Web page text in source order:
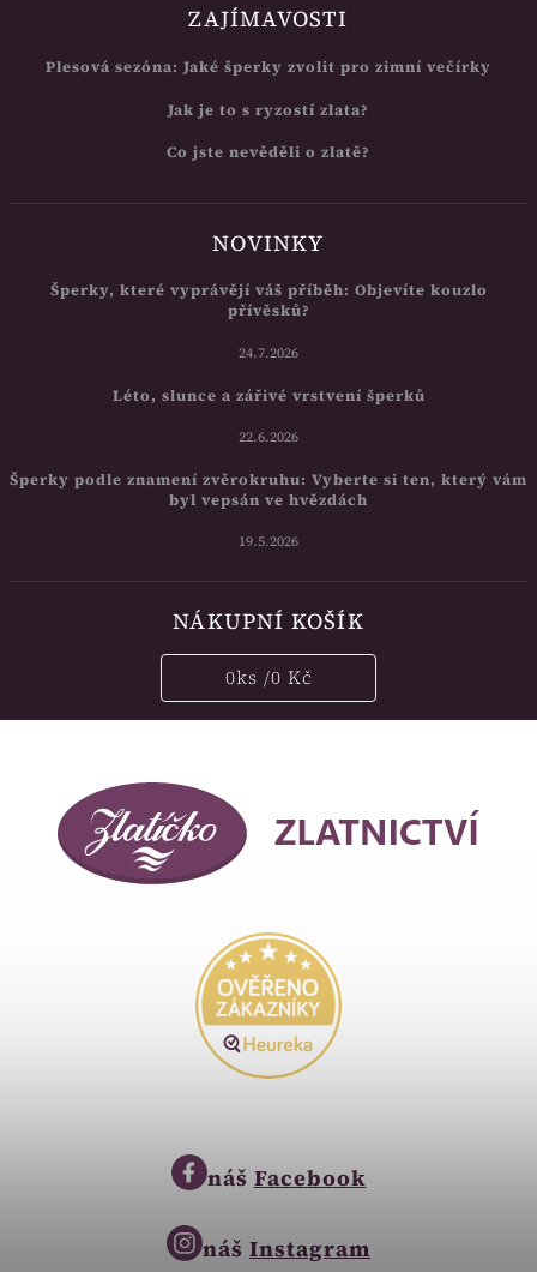
ZAJÍMAVOSTI
Plesová sezóna: Jaké šperky zvolit pro zimní večírky
Jak je to s ryzostí zlata?
Co jste nevěděli o zlatě?
NOVINKY
Šperky, které vyprávějí váš příběh: Objevíte kouzlo
přívěsků?
24.7.2026
Léto, slunce a zářivé vrstvení šperků
22.6.2026
Šperky podle znamení zvěrokruhu: Vyberte si ten, který vám
byl vepsán ve hvězdách
19.5.2026
NÁKUPNÍ KOŠÍK
0ks /0 Kč
náš Facebook
náš Instagram